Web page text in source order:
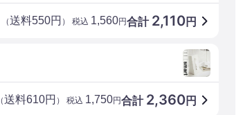
合計 2,110円
（送料550円 ） 税込 1,560円
合計 2,360円
（送料610円 ） 税込 1,750円